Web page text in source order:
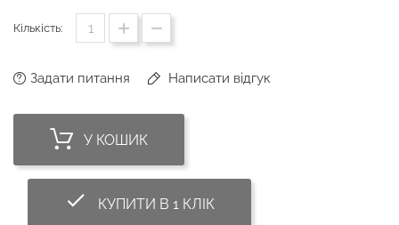
Кількість:
Задати питання Написати відгук
У КОШИК
done_outline
КУПИТИ В 1 КЛІК